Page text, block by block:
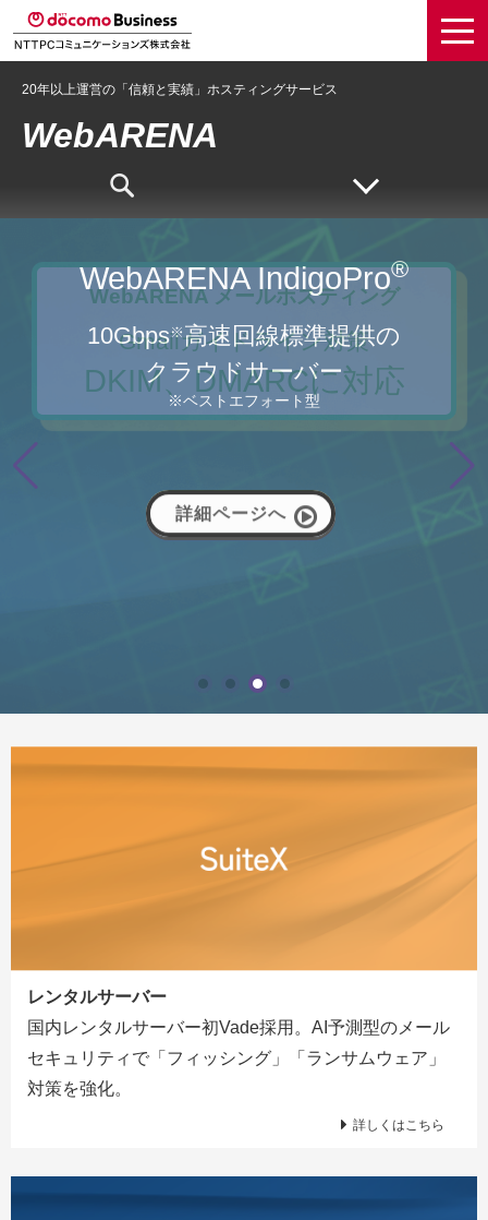
20年以上運営の「信頼と実績」ホスティングサービス
WebARENA
WebARENA Indigo
国内最安値VPS※
初期料金無料
最低利用期間無し
詳細ページへ
安心・快適、そして使いや
すく
SuiteXアップデート
WebARENA メールホスティング
Gmailガイドライン対策
DKIM、DMARCに対応
詳細ページへ
WebARENA IndigoPro®
10Gbps※高速回線標準提供の
クラウドサーバー
※ベストエフォート型
詳細ページへ
WebARENA Indigo
国内最安値VPS※
初期料金無料
最低利用期間無し
詳細ページへ
安心・快適、そして使いや
すく
SuiteXアップデート
レンタルサーバー
国内レンタルサーバー初Vade採用。AI予測型のメール
セキュリティで「フィッシング」「ランサムウェア」
対策を強化。
詳しくはこちら